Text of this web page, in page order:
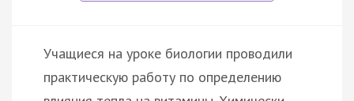
Учащиеся на уроке биологии проводили
практическую работу по определению